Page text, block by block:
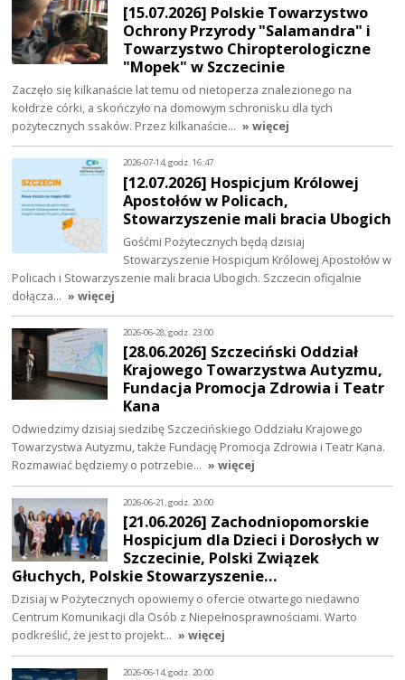
[15.07.2026] Polskie Towarzystwo
Ochrony Przyrody "Salamandra" i
Towarzystwo Chiropterologiczne
"Mopek" w Szczecinie
Zaczęło się kilkanaście lat temu od nietoperza znalezionego na
kołdrze córki, a skończyło na domowym schronisku dla tych
pożytecznych ssaków. Przez kilkanaście… » więcej
2026-07-14, godz. 16:47
[12.07.2026] Hospicjum Królowej
Apostołów w Policach,
Stowarzyszenie mali bracia Ubogich
Gośćmi Pożytecznych będą dzisiaj
Stowarzyszenie Hospicjum Królowej Apostołów w
Policach i Stowarzyszenie mali bracia Ubogich. Szczecin oficjalnie
dołącza… » więcej
2026-06-28, godz. 23:00
[28.06.2026] Szczeciński Oddział
Krajowego Towarzystwa Autyzmu,
Fundacja Promocja Zdrowia i Teatr
Kana
Odwiedzimy dzisiaj siedzibę Szczecińskiego Oddziału Krajowego
Towarzystwa Autyzmu, także Fundację Promocja Zdrowia i Teatr Kana.
Rozmawiać będziemy o potrzebie… » więcej
2026-06-21, godz. 20:00
[21.06.2026] Zachodniopomorskie
Hospicjum dla Dzieci i Dorosłych w
Szczecinie, Polski Związek
Głuchych, Polskie Stowarzyszenie…
Dzisiaj w Pożytecznych opowiemy o ofercie otwartego niedawno
Centrum Komunikacji dla Osób z Niepełnosprawnościami. Warto
podkreślić, że jest to projekt… » więcej
2026-06-14, godz. 20:00